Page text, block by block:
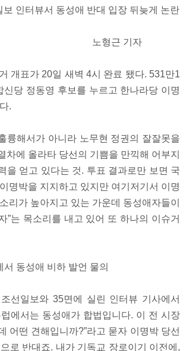
보 인터뷰서 동성애 반대 입장 뒤늦게 논란
근 기자
개표가 20일 새벽 4시 완료 됐다. 531만1
신당 정동영 후보를 누르고 한나라당 이명
.
륭해서가 아니라 노무현 정권의 잘잘못을
차에 올라타 당선의 기쁨을 만끽해 어부지
을 얻고 있다는 것. 투표 결과로만 보면 국
명박을 지지하고 있지만 여기저기서 이명
리가 높아지고 있는 가운데 동성애자들이
”는 목소리를 내고 있어 또 하나의 이슈거
동성애 비하 발언 물의
선일보와 35면에 실린 인터뷰 기사에서
에서는 동성애가 합법입니다. 이 전 시장
어떤 견해입니까?”라고 묻자 이명박 당선
로 반대죠. 내가 기독교 장로이기 이전에,